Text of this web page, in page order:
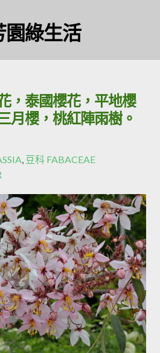
園綠生活
，泰國櫻花，平地櫻
月櫻，桃紅陣雨樹。
, 豆科 FABACEAE